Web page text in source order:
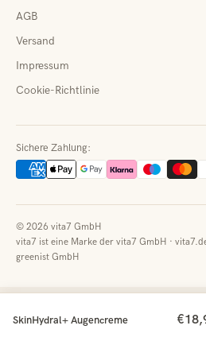
SkinHydral+ Augencreme
AGB
Versand
Impressum
Cookie-Richtlinie
Sichere Zahlung:
© 2026 vita7 GmbH
vita7 ist eine Marke der vita7 GmbH ·
greenist GmbH